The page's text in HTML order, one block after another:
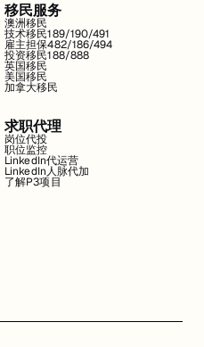
移民服务
澳洲移民
技术移民189/190/491
雇主担保482/186/494
投资移民188/888
英国移民
美国移民
加拿大移民
求职代理
岗位代投
职位监控
LinkedIn代运营
LinkedIn人脉代加
了解P3项目